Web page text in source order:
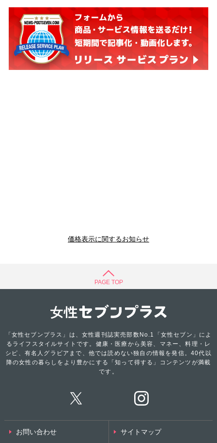
価格表示に関するお知らせ
PAGE TOP
「女性セブンプラス」は、女性週刊誌実売部数No.1「女性セブン」によ
るライフスタイルサイトです。健康・医療から美容、マネー、料理・レ
シピ、有名人グラビアまで、他では読めない独自の情報を発信。40代以
降の女性の暮らしをより豊かにする「知って得する」コンテンツが満載
です。
お問い合わせ サイトマップ